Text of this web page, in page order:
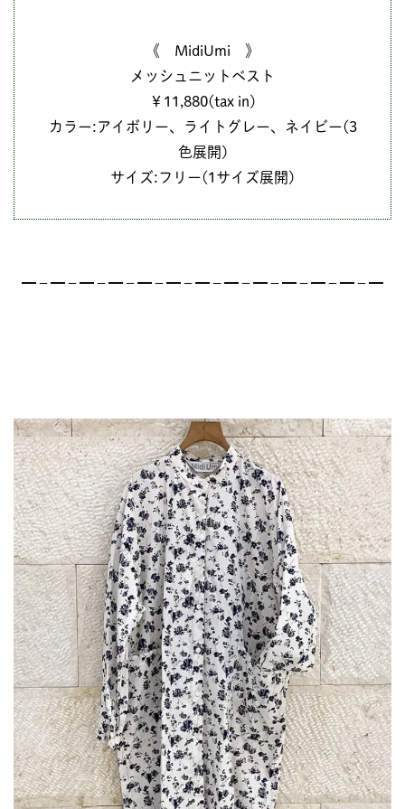
《 MidiUmi 》
メッシュニットベスト
￥11,880(tax in)
カラー:アイボリー、ライトグレー、ネイビー(3
色展開)
サイズ:フリー(1サイズ展開)
━－━－━－━－━－━－━－━－━－━－━－━－━